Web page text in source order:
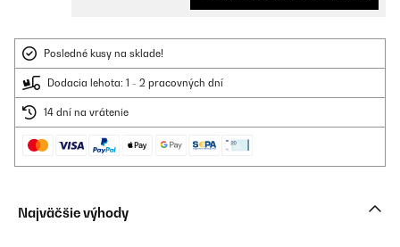
Posledné kusy na sklade!
Dodacia lehota: 1 - 2 pracovných dní
14 dní na vrátenie
Najväčšie výhody